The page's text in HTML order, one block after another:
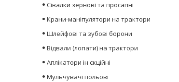
Сівалки зернові та просапні
Крани-маніпулятори на трактори
Шлейфові та зубові борони
Відвали (лопати) на трактори
Аплікатори ін'єкційні
Мульчувачі польові